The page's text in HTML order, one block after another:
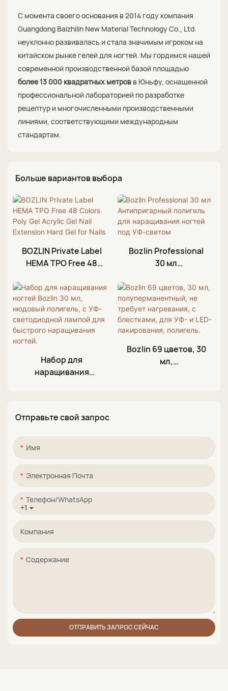
С момента своего основания в 2014 году компания
Guangdong Baizhilin New Material Technology Co., Ltd.
неуклонно развивалась и стала значимым игроком на
китайском рынке гелей для ногтей. Мы гордимся нашей
современной производственной базой площадью
более 13 000 квадратных метров в Юньфу, оснащенной
профессиональной лабораторией по разработке
рецептур и многочисленными производственными
линиями, соответствующими международным
стандартам.
Больше вариантов выбора
BOZLIN Private Label
HEMA TPO Free 48
Acrylic Gel Nail
Extension Hard Gel
for Nails
Bozlin Professional
30 мл
полигель для
наращивания
ногтей под УФ-
светом
Набор для
наращивания
лампой для
наращивания
Bozlin 69 цветов, 30
мл,
Отправьте свой запрос
Имя
Электронная Почта
+1
Телефон/WhatsApp
Компания
Содержание
ОТПРАВИТЬ ЗАПРОС СЕЙЧАС